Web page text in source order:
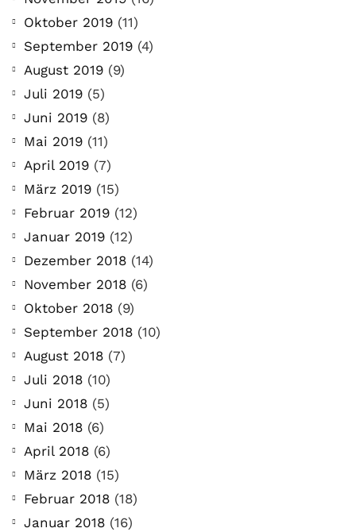
Oktober 2019 (11)
September 2019 (4)
August 2019 (9)
Juli 2019 (5)
Juni 2019 (8)
Mai 2019 (11)
April 2019 (7)
März 2019 (15)
Februar 2019 (12)
Januar 2019 (12)
Dezember 2018 (14)
November 2018 (6)
Oktober 2018 (9)
September 2018 (10)
August 2018 (7)
Juli 2018 (10)
Juni 2018 (5)
Mai 2018 (6)
April 2018 (6)
März 2018 (15)
Februar 2018 (18)
Januar 2018 (16)